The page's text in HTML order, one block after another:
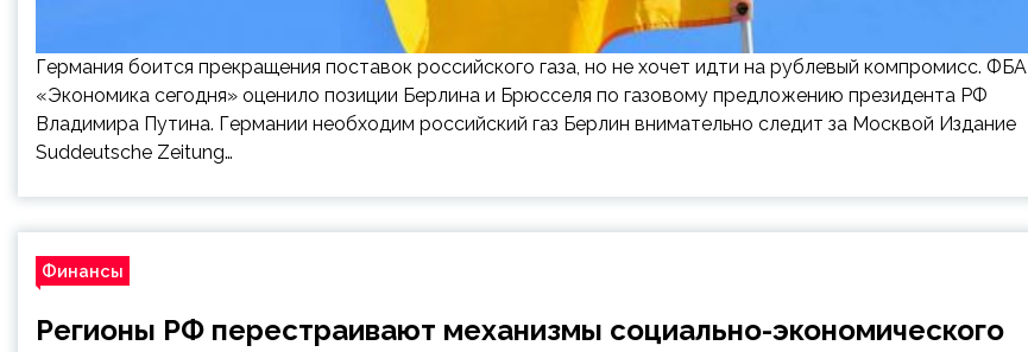
Германия боится прекращения поставок российского газа, но не хочет идти на рублевый компромисс. ФБА
«Экономика сегодня» оценило позиции Берлина и Брюсселя по газовому предложению президента РФ
Владимира Путина. Германии необходим российский газ Берлин внимательно следит за Москвой Издание
Suddeutsche Zeitung…
Финансы
Регионы РФ перестраивают механизмы социально-экономического